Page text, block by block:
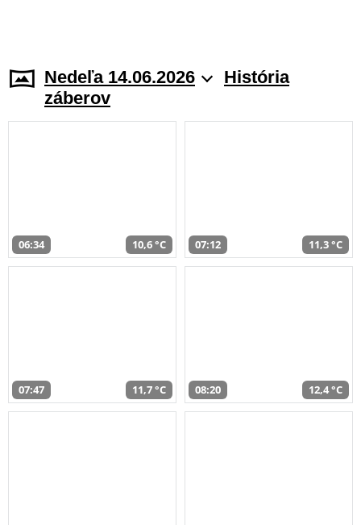
Nedeľa 14.06.2026
História
záberov
06:34 10,6 °C 07:12 11,3 °C
07:47 11,7 °C 08:20 12,4 °C